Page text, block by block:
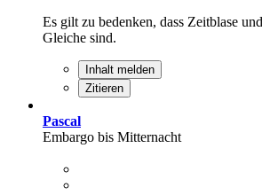
Es gilt zu bedenken, dass Zeitblase
Gleiche sind.
Inhalt melden
Zitieren
Pascal
Embargo bis Mitternacht